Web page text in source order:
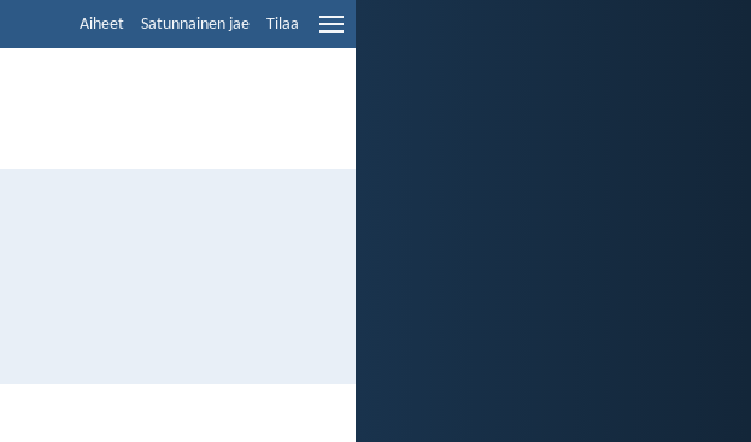
Aiheet Satunnainen jae Tilaa